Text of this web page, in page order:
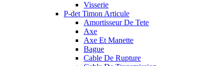
Visserie
P-det Timon Articule
Amortisseur De Tete
Axe
Axe Et Manette
Bague
Cable De Rupture